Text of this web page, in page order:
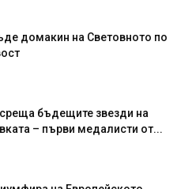
домакин на Световното по
бъдещите звезди на
– първи медалисти от...